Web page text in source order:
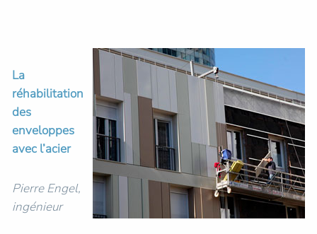
La
réhabilitation
des
enveloppes
avec l’acier
Pierre Engel,
ingénieur